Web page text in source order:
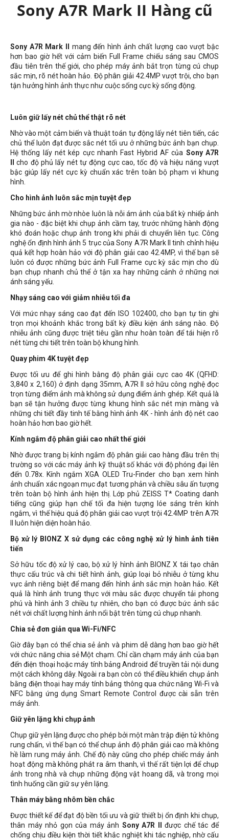
Sony A7R Mark II Hàng cũ
Sony A7R Mark II
mang đến hình ảnh chất lượng cao vượt bậc
hơn bao giờ hết với cảm biến Full Frame chiếu sáng sau CMOS
đầu tiên trên thế giới, cho phép máy ảnh bắt trọn từng cú chụp
sắc mịn, rõ nét hoàn hảo. Độ phân giải 42.4MP vượt trội, cho bạn
tận hưởng hình ảnh thực như cuộc sống cực kỳ sống động.
Luôn giữ lấy nét chủ thể thật rõ nét
Nhờ vào một cảm biến và thuật toán tự động lấy nét tiên tiến, các
chủ thể luôn đạt được sắc nét tối ưu ở những bức ảnh bạn chụp.
Hệ thống lấy nét kép cực nhanh Fast Hybrid AF của Sony A7R
cho độ phủ lấy nét tự động cực cao, tốc độ và hiệu năng vượt
bậc giúp lấy nét cực kỳ chuẩn xác trên toàn bộ phạm vi khung
hình.
Cho hình ảnh luôn sắc mịn tuyệt đẹp
Những bức ảnh mờ nhòe luôn là nỗi ám ảnh của bất kỳ nhiếp ảnh
gia nào - đặc biệt khi chụp ảnh cầm tay, trước những hành động
khó đoán hoặc chụp ảnh trong khi phải di chuyển liên tục. Công
nghệ ổn định hình ảnh 5 trục của Sony A7R Mark II tinh chỉnh hiệu
quả kết hợp hoàn hảo với độ phân giải cao 42.4MP, vì thế bạn sẽ
luôn có được những bức ảnh Full Frame cực kỳ sắc mịn cho dù
bạn chụp nhanh chủ thể ở tận xa hay những cảnh ở những nơi
ánh sáng yếu.
Nhạy sáng cao với giảm nhiễu tối đa
Với mức nhạy sáng cao đạt đến ISO 102400, cho bạn tự tin ghi
trọn mọi khoảnh khắc trong bất kỳ điều kiện ánh sáng nào. Độ
nhiễu ảnh cũng được triệt tiêu gần như hoàn toàn để tái hiện rõ
nét từng chi tiết trên toàn bộ khung hình.
Quay phim 4K tuyệt đẹp
Được tối ưu để ghi hình bằng độ phân giải cực cao 4K (QFHD:
3,840 x 2,160) ở định dạng 35mm, A7R II sở hữu công nghệ đọc
trọn từng điểm ảnh mà không sử dụng điểm ảnh ghép. Kết quả là
bạn sẽ tận hưởng được từng khung hình sắc nét mịn màng và
những chi tiết đầy tinh tế bằng hình ảnh 4K - hình ảnh độ nét cao
hoàn hảo hơn bao giờ hết.
Kính ngắm độ phân giải cao nhất thế giới
Nhờ được trang bị kính ngắm độ phân giải cao hàng đầu trên thị
trường so với các máy ảnh kỹ thuật số khác với độ phóng đại lên
đến 0.78x. Kính ngắm XGA OLED Tru-Finder cho bạn xem hình
ảnh chuẩn xác ngoạn mục đạt tương phản và chiều sâu ấn tượng
trên toàn bộ hình ảnh hiện thị. Lớp phủ ZEISS T* Coating danh
tiếng cũng giúp hạn chế tối đa hiện tượng lóe sáng trên kính
ngắm, vì thế hiệu quả độ phân giải cao vượt trội 42.4MP trên A7R
II luôn hiện diện hoàn hảo.
Bộ xử lý BIONZ X sử dụng các công nghệ xử lý hình ảnh tiên
tiến
Sở hữu tốc độ xử lý cao, bộ xử lý hình ảnh BIONZ X tái tạo chân
thực cấu trúc và chi tiết hình ảnh, giúp loại bỏ nhiễu ở từng khu
vực ảnh riêng biệt để mang đến hình ảnh sắc mịn hoàn hảo. Kết
quả là hình ảnh trung thực với màu sắc được chuyển tải phong
phú và hình ảnh 3 chiều tự nhiên, cho bạn có được bức ảnh sắc
nét với chất lượng hình ảnh nổi bật trên từng cú chụp nhanh.
Chia sẻ đơn giản qua Wi-Fi/NFC
Giờ đây bạn có thể chia sẻ ảnh và phim dễ dàng hơn bao giờ hết
với chức năng chia sẻ Một chạm. Chỉ cần chạm máy ảnh của bạn
đến điện thoại hoặc máy tính bảng Android để truyền tải nội dung
một cách không dây. Ngoài ra bạn còn có thể điều khiển chụp ảnh
bằng điện thoại hay máy tính bảng thông qua chức năng Wi-Fi và
NFC bằng ứng dụng Smart Remote Control được cài sẵn trên
máy ảnh.
Giữ yên lặng khi chụp ảnh
Chụp giữ yên lặng được cho phép bởi một màn trập điện tử không
rung chấn, vì thế bạn có thể chup ảnh độ phân giải cao mà không
hề làm rung máy ảnh. Chế độ này cũng cho phép chiếc máy ảnh
hoạt động mà không phát ra âm thanh, vì thế rất tiện lợi để chụp
ảnh trong nhà và chụp những động vật hoang dã, và trong mọi
tình huống cần giữ sự yên lặng.
Thân máy bằng nhôm bền chắc
Được thiết kế để đạt độ bền tối ưu và giữ thiết bị ổn định khi chụp,
thân máy nhỏ gọn của máy ảnh Sony A7R II
được chế tác để
chống chịu điều kiện thời tiết khắc nghiệt khi tác nghiệp, nhờ cấu